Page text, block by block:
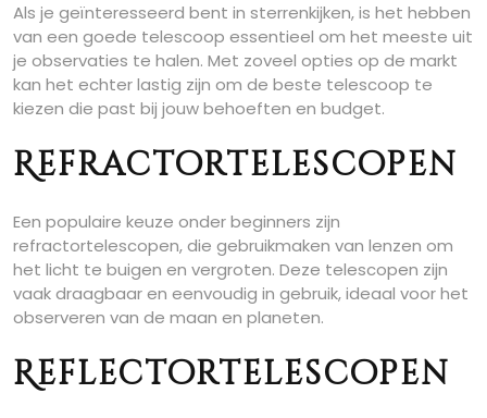
Als je geïnteresseerd bent in sterrenkijken, is het hebben
van een goede telescoop essentieel om het meeste uit
je observaties te halen. Met zoveel opties op de markt
kan het echter lastig zijn om de beste telescoop te
kiezen die past bij jouw behoeften en budget.
Refractortelescopen
Een populaire keuze onder beginners zijn
refractortelescopen, die gebruikmaken van lenzen om
het licht te buigen en vergroten. Deze telescopen zijn
vaak draagbaar en eenvoudig in gebruik, ideaal voor het
observeren van de maan en planeten.
Reflectortelescopen